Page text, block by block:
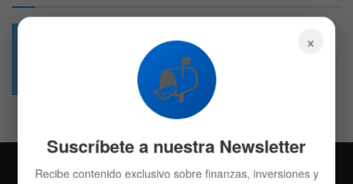
4.7k
Followers
×
📬
Suscríbete a nuestra Newsletter
Recibe contenido exclusivo sobre finanzas, inversiones y